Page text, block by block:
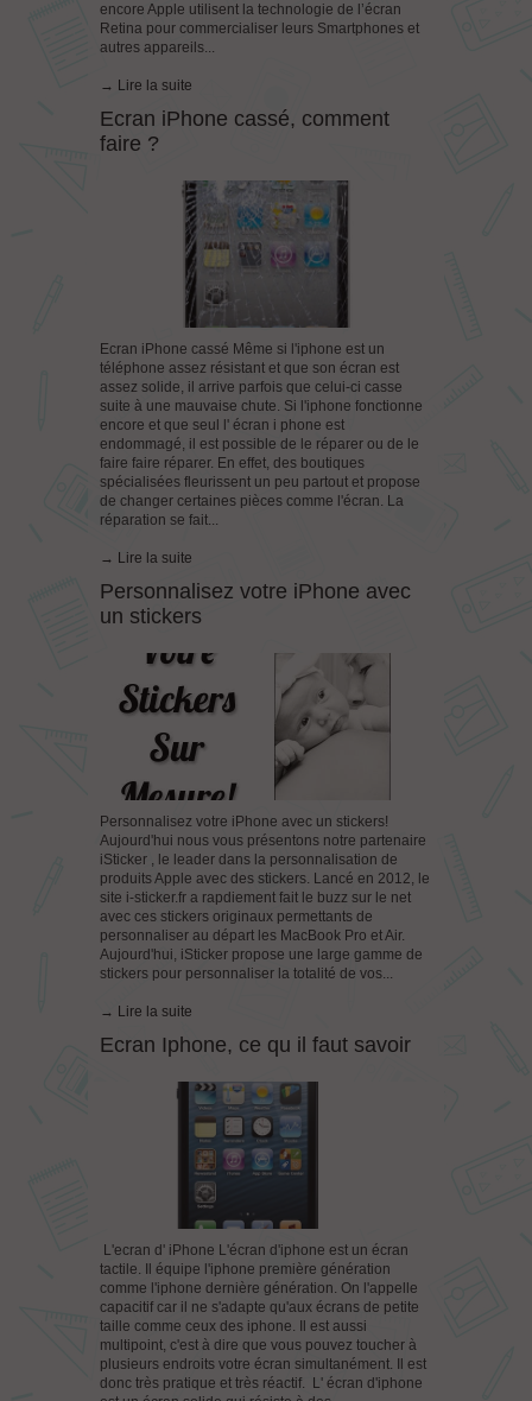
encore Apple utilisent la technologie de l’écran
Retina pour commercialiser leurs Smartphones et
autres appareils...
→ Lire la suite
Ecran iPhone cassé, comment
faire ?
Ecran iPhone cassé Même si l'iphone est un
téléphone assez résistant et que son écran est
assez solide, il arrive parfois que celui-ci casse
suite à une mauvaise chute. Si l'iphone fonctionne
encore et que seul l' écran i phone est
endommagé, il est possible de le réparer ou de le
faire faire réparer. En effet, des boutiques
spécialisées fleurissent un peu partout et propose
de changer certaines pièces comme l'écran. La
réparation se fait...
→ Lire la suite
Personnalisez votre iPhone avec
un stickers
Personnalisez votre iPhone avec un stickers!
Aujourd'hui nous vous présentons notre partenaire
iSticker , le leader dans la personnalisation de
produits Apple avec des stickers. Lancé en 2012, le
site i-sticker.fr a rapdiement fait le buzz sur le net
avec ces stickers originaux permettants de
personnaliser au départ les MacBook Pro et Air.
Aujourd'hui, iSticker propose une large gamme de
stickers pour personnaliser la totalité de vos...
→ Lire la suite
Ecran Iphone, ce qu il faut savoir
L'ecran d' iPhone L'écran d'iphone est un écran
tactile. Il équipe l'iphone première génération
comme l'iphone dernière génération. On l'appelle
capacitif car il ne s'adapte qu'aux écrans de petite
taille comme ceux des iphone. Il est aussi
multipoint, c'est à dire que vous pouvez toucher à
plusieurs endroits votre écran simultanément. Il est
donc très pratique et très réactif. L' écran d'iphone